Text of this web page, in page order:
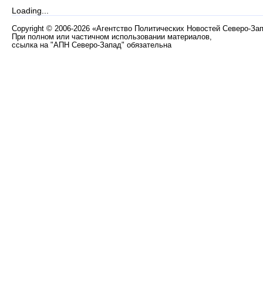
Loading...
Copyright © 2006-2026 «Агентство Политических Новостей Северо-
При полном или частичном использовании материалов,
ссылка на "АПН Северо-Запад" обязательна